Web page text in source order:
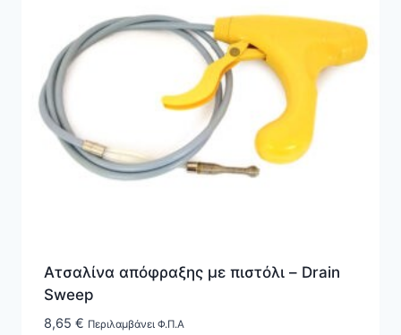
Ατσαλίνα απόφραξης με πιστόλι – Drain
Sweep
8,65 € Περιλαμβάνει Φ.Π.Α